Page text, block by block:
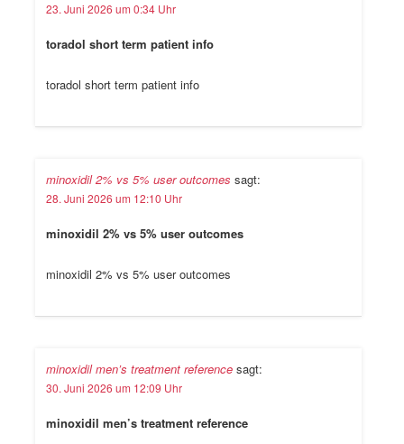
23. Juni 2026 um 0:34 Uhr
toradol short term patient info
toradol short term patient info
minoxidil 2% vs 5% user outcomes sagt:
28. Juni 2026 um 12:10 Uhr
minoxidil 2% vs 5% user outcomes
minoxidil 2% vs 5% user outcomes
minoxidil men’s treatment reference sagt:
30. Juni 2026 um 12:09 Uhr
minoxidil men’s treatment reference